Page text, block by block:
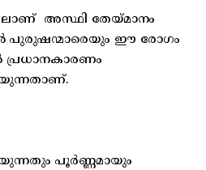
അസ്ഥി തേയ്മാനം
പുരുഷന്മാരെയും ഈ രോഗം
പ്രധാനകാരണം
പൂർണ്ണമായും